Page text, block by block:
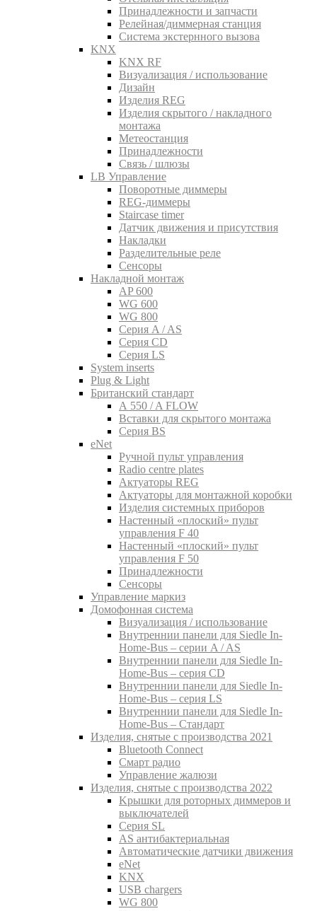
Принадлежности и запчасти
Релейная/диммерная станция
Система экстернного вызова
KNX
KNX RF
Визуализация / использование
Дизайн
Изделия REG
Изделия скрытого / накладного
монтажа
Метеостанция
Принадлежности
Связь / шлюзы
LB Управление
Поворотные диммеры
REG-диммеры
Staircase timer
Датчик движения и присутствия
Накладки
Разделительные реле
Сенсоры
Накладной монтаж
AP 600
WG 600
WG 800
Серия A / AS
Серия CD
Серия LS
System inserts
Plug & Light
Британский стандарт
A 550 / A FLOW
Вставки для скрытого монтажа
Серия BS
eNet
Pучной пульт управления
Radio centre plates
Актуаторы REG
Актуаторы для монтажной коробки
Изделия системных приборов
Настенный «плоский» пульт
управления F 40
Настенный «плоский» пульт
управления F 50
Принадлежности
Сенсоры
Управление маркиз
Домофонная система
Визуализация / использование
Внутреннии панели для Siedle In-
Home-Bus – серии A / AS
Внутреннии панели для Siedle In-
Home-Bus – серия CD
Внутреннии панели для Siedle In-
Home-Bus – серия LS
Внутреннии панели для Siedle In-
Home-Bus – Стандарт
Изделия, снятые с производства 2021
Bluetooth Connect
Смарт радио
Управление жалюзи
Изделия, снятые с производства 2022
Kрышки для роторных диммеров и
выключателей
Серия SL
AS антибактериальная
Aвтоматические датчики движения
eNet
KNX
USB chargers
WG 800